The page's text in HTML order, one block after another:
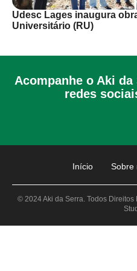
Udesc Lages inaugura
Universitário (RU)
Acompanhe o Aki da
redes
Início Sobre
© 2024 Aki da Serra. Todos